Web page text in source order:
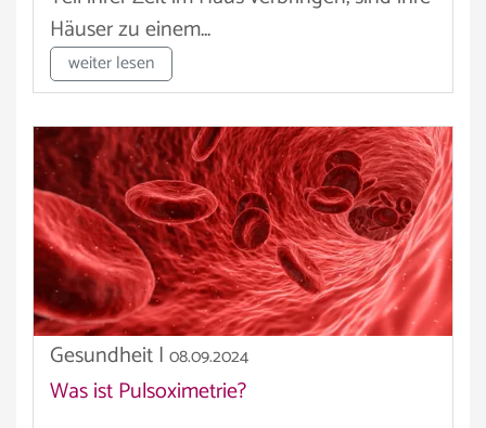
Häuser zu einem...
weiter lesen
Gesundheit | 08.09.2024
Was ist Pulsoximetrie?